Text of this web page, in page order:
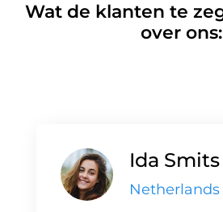
Wat de klanten te
over ons:
Ida Smits
Netherlands